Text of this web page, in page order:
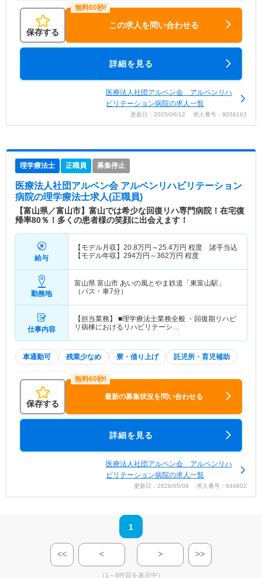
保存する
この求人を問い合わせる
詳細を見る
医療法人社団アルペン会 アルペンリハ
ビリテーション病院の求人一覧
更新日：2025/06/12 求人番号：9056163
理学療法士 正職員 募集停止
医療法人社団アルペン会 アルペンリハビリテーション
病院の理学療法士求人(正職員)
【富山県／富山市】富山では希少な回復リハ専門病院！在宅復
帰率80％！多くの患者様の笑顔に出会えます！
給与
【モデル月収】 20.8万円～25.4万円 程度 諸手当込
【モデル年収】 294万円～362万円 程度
勤務地
富山県 富山市 あいの風とやま鉄道「東富山駅」
（バス・車7分）
仕事内容
【担当業務】 ■理学療法士業務全般 ・回復期リハビ
リ病棟におけるリハビリテーシ…
車通勤可 残業少なめ 寮・借り上げ 託児所・育児補助
保存する
最新の募集状況を問い合わせる
詳細を見る
医療法人社団アルペン会 アルペンリハ
ビリテーション病院の求人一覧
更新日：2026/05/08 求人番号：644602
1
<< < > >>
（1～8件目を表示中）